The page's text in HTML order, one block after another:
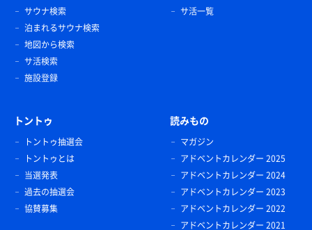
サウナ検索
泊まれるサウナ検索
地図から検索
サ活検索
施設登録
サ活一覧
トントゥ
トントゥ抽選会
トントゥとは
当選発表
過去の抽選会
協賛募集
読みもの
マガジン
アドベントカレンダー 2025
アドベントカレンダー 2024
アドベントカレンダー 2023
アドベントカレンダー 2022
アドベントカレンダー 2021